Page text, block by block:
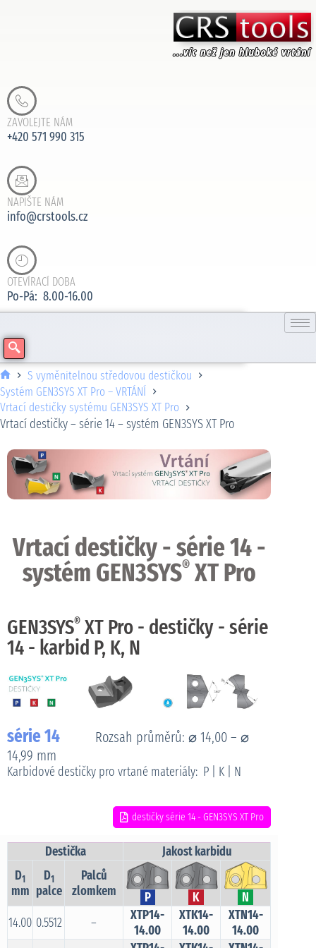
ZAVOLEJTE NÁM
+420 571 990 315
NAPIŠTE NÁM
info@crstools.cz
OTEVÍRACÍ DOBA
Po-Pá: 8.00-16.00
S vyměnitelnou středovou destičkou
Systém GEN3SYS XT Pro – VRTÁNÍ
Vrtací destičky systému GEN3SYS XT Pro
Vrtací destičky – série 14 – systém GEN3SYS XT Pro
Vrtací destičky - série 14 -
systém GEN3SYS®XT Pro
GEN3SYS® XT Pro - destičky - série
14 - karbid P, K, N
série 14
Rozsah průměrů: ⌀ 14,00 – ⌀
14,99 mm
Karbidové destičky pro vrtané materiály: P | K | N
destičky série 14 - GEN3SYS XT Pro
Destička
Jakost karbidu
D1
mm
D1
palce
Palců
zlomkem
P K
N
14.00 0.5512 –
XTP14-
14.00
XTK14-
14.00
XTN14-
14.00